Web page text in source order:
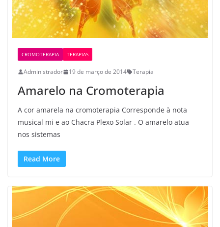
CROMOTERAPIA TERAPIAS
Administrador 19 de março de 2014 Terapia
Amarelo na Cromoterapia
A cor amarela na cromoterapia Corresponde à nota
musical mi e ao Chacra Plexo Solar . O amarelo atua
nos sistemas
Read More